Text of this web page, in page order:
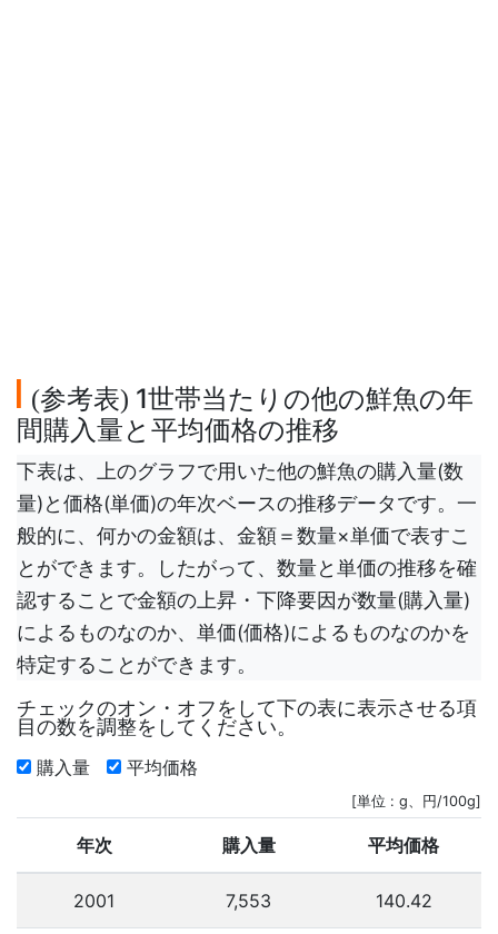
(参考表) 1世帯当たりの他の鮮魚の年
間購入量と平均価格の推移
下表は、上のグラフで用いた他の鮮魚の購入量(数
量)と価格(単価)の年次ベースの推移データです。一
般的に、何かの金額は、金額＝数量×単価で表すこ
とができます。したがって、数量と単価の推移を確
認することで金額の上昇・下降要因が数量(購入量)
によるものなのか、単価(価格)によるものなのかを
特定することができます。
チェックのオン・オフをして下の表に表示させる項
目の数を調整をしてください。
購入量 平均価格
[単位 : g、円/100g]
年次 購入量 平均価格
2001 7,553 140.42